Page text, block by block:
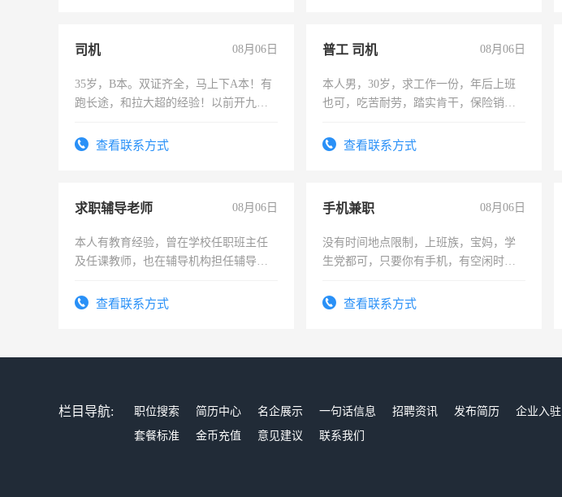
司机 08月06日
35岁，B本。双证齐全，马上下A本！有
跑长途，和拉大超的经验！以前开九米
查看联系方式
普工 司机 08月06日
本人男，30岁，求工作一份，年后上班
也可，吃苦耐劳，踏实肯干，保险销售
查看联系方式
求职辅导老师 08月06日
本人有教育经验，曾在学校任职班主任
及任课教师，也在辅导机构担任辅导教
查看联系方式
手机兼职 08月06日
没有时间地点限制，上班族，宝妈，学
生党都可，只要你有手机，有空闲时
勤快的四五十，每天挣零花钱没问题！
查看联系方式
栏目导航: 职位搜索 简历中心 名企展示 一句话信息 招聘资讯 发布简历 企业入驻
套餐标准
金币充值 意见建议 联系我们